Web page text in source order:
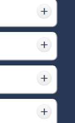
要避开这些
价格一般大